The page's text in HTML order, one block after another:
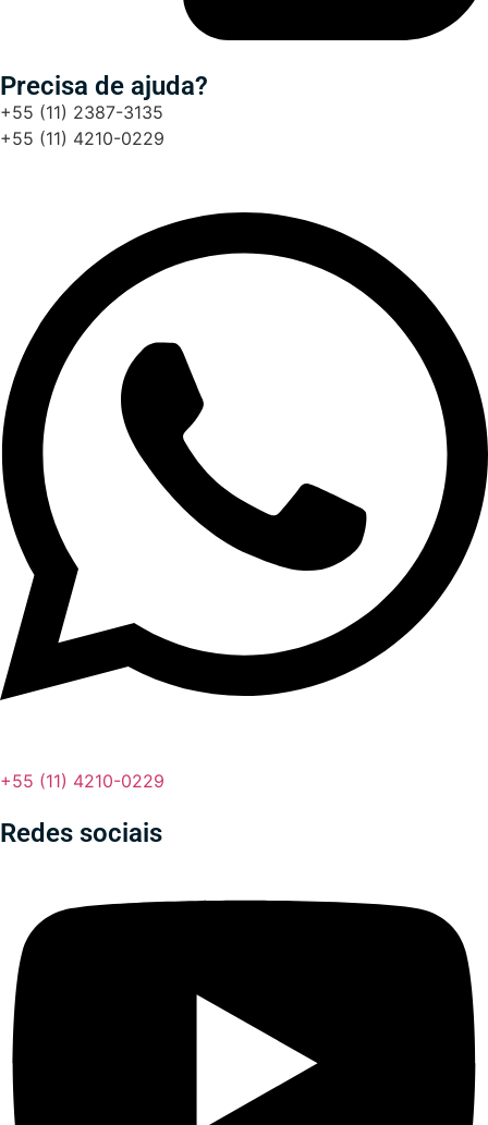
Precisa de ajuda?
+55 (11) 2387-3135
+55 (11) 4210-0229
+55 (11) 4210-0229
Redes sociais